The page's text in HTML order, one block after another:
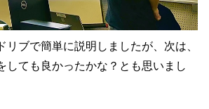
リブで簡単に説明しましたが、次は、
しても良かったかな？とも思いまし